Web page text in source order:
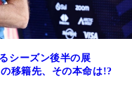
シーズン後半の展
移籍先、その本命は!?